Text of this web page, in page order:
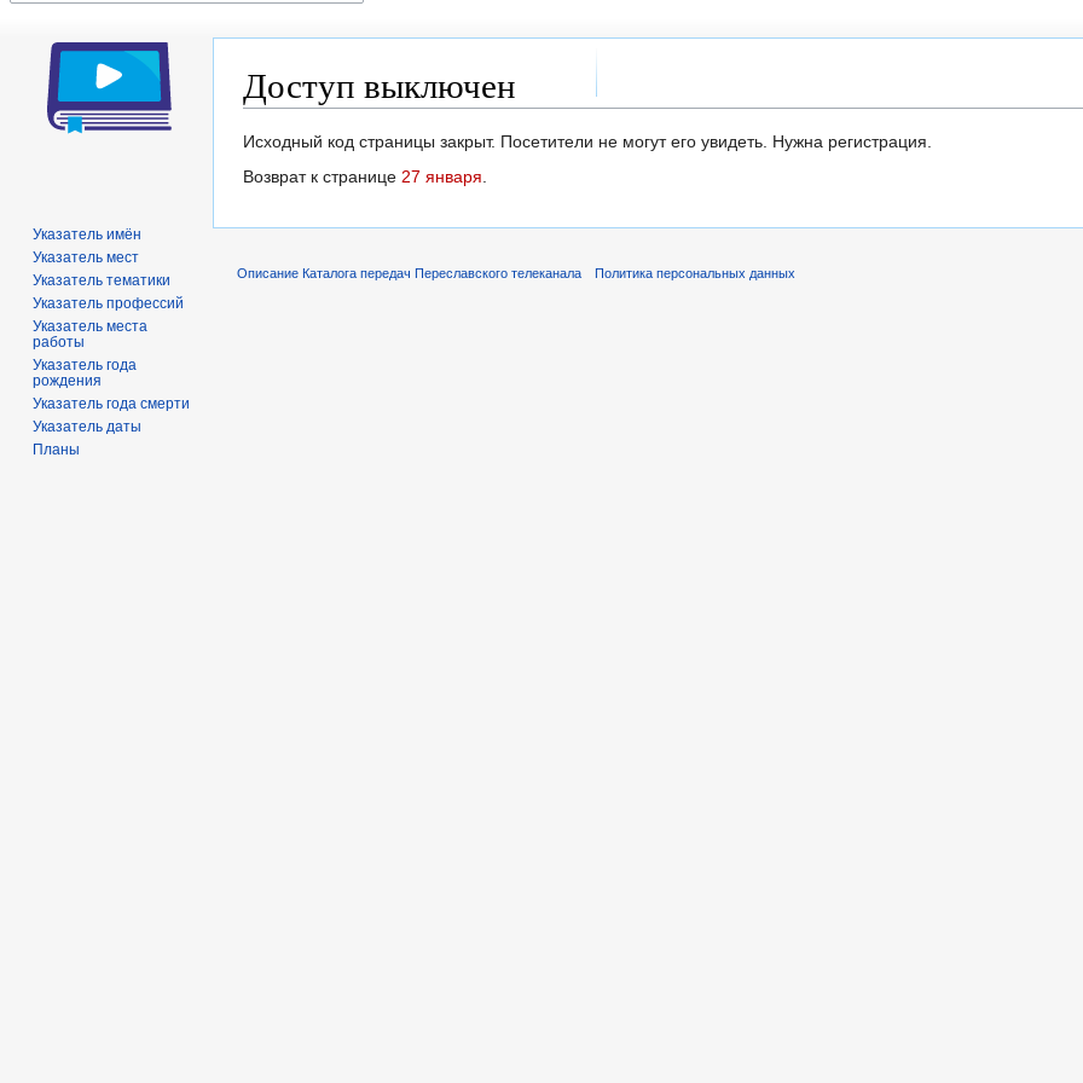
Доступ выключен
Перейти
к
Перейти
к
Исходный код страницы закрыт. Посетители не могут его увидеть. Нужна регистрация.
Возврат к странице 27 января.
Указатель имён
Указатель мест
Указатель тематики
Указатель профессий
Указатель места
работы
Указатель года
рождения
Указатель года смерти
Указатель даты
Планы
Описание Каталога передач Переславского телеканала Политика персональных данных